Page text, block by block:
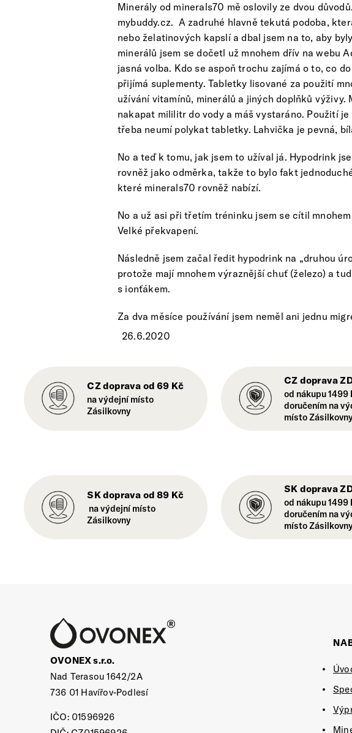
Minerály od minerals70 mě oslovily ze dvou
mybuddy.cz. A zadruhé hlavně tekutá podoba,
nebo želatinových kapslí a dbal jsem na to, aby
minerálů jsem se dočetl už mnohem dřív na webu
jasná volba. Kdo se aspoň trochu zajímá o to, co
přijímá suplementy. Tabletky lisované za použití
užívání vitamínů, minerálů a jiných doplňků
nakapat mililitr do vody a máš vystaráno. Použití
třeba neumí polykat tabletky. Lahvička je pevná,
No a teď k tomu, jak jsem to užíval já. Hypodrink
rovněž jako odměrka, takže to bylo fakt
které minerals70 rovněž nabízí.
No a už asi při třetím tréninku jsem se cítil
Velké překvapení.
Následně jsem začal ředit hypodrink na „druhou
protože mají mnohem výraznější chuť (železo) a
s ionťákem.
Za dva měsíce používání jsem neměl ani jednu
26.6.2020
CZ doprava od 69 Kč
na výdejní místo
Zásilkovny
CZ doprava
od nákupu 1499
doručením na
místo
SK doprava od 89 Kč
na výdejní místo
Zásilkovny
SK doprava
od nákupu 1499
doručením na
místo
OVONEX s.r.o.
Nad Terasou 1642/2A
736 01 Havířov-Podlesí
IČO: 01596926